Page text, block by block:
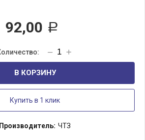
92,00 Р
В КОРЗИНУ
Купить в 1 клик
Производитель: ЧТЗ